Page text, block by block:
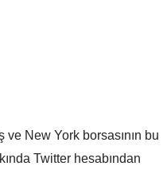
New York borsasının bu
Twitter hesabından